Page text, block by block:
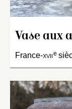
Vase aux
France-xviie